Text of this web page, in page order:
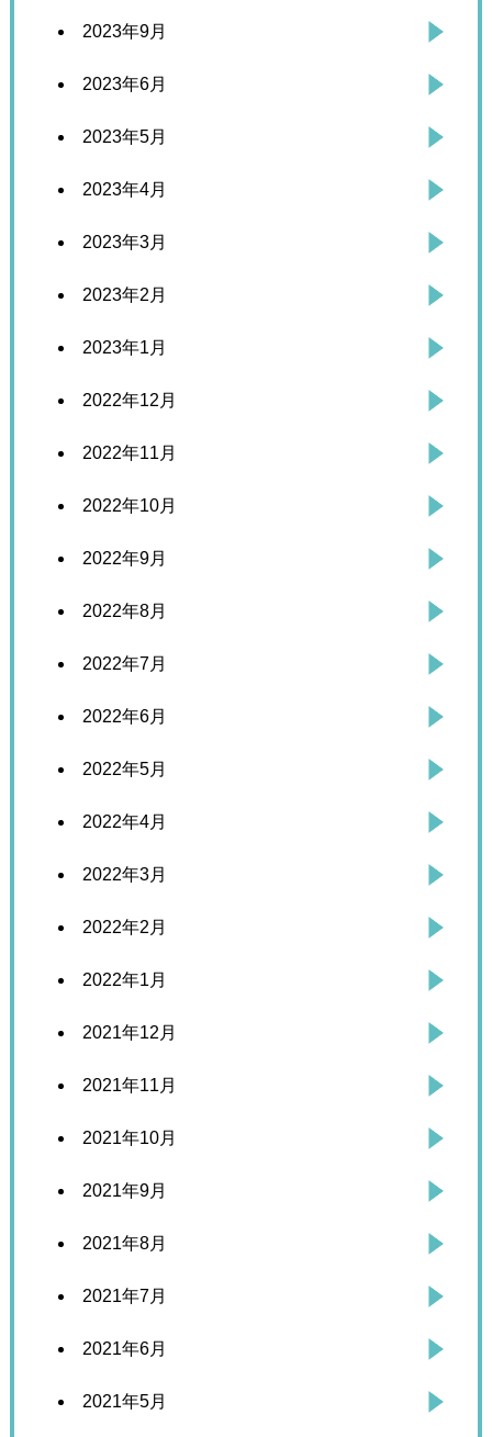
2023年9月
2023年6月
2023年5月
2023年4月
2023年3月
2023年2月
2023年1月
2022年12月
2022年11月
2022年10月
2022年9月
2022年8月
2022年7月
2022年6月
2022年5月
2022年4月
2022年3月
2022年2月
2022年1月
2021年12月
2021年11月
2021年10月
2021年9月
2021年8月
2021年7月
2021年6月
2021年5月